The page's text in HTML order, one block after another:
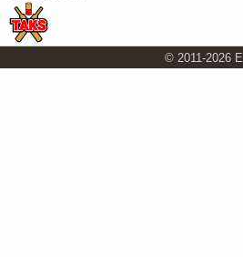
© 2011-2026 E